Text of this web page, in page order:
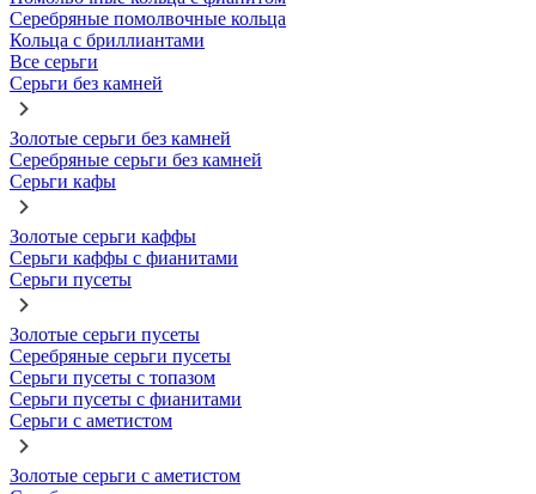
Серебряные помолвочные кольца
Кольца с бриллиантами
Все серьги
Серьги без камней
Золотые серьги без камней
Серебряные серьги без камней
Серьги кафы
Золотые серьги каффы
Серьги каффы с фианитами
Серьги пусеты
Золотые серьги пусеты
Серебряные серьги пусеты
Серьги пусеты с топазом
Серьги пусеты с фианитами
Серьги с аметистом
Золотые серьги с аметистом